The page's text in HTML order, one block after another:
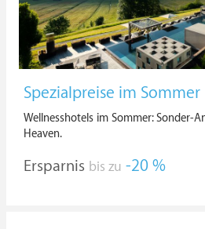
Spezialpreise im Sommer
Wellnesshotels im Sommer: Sonder-
Heaven.
Ersparnis bis zu -20 %